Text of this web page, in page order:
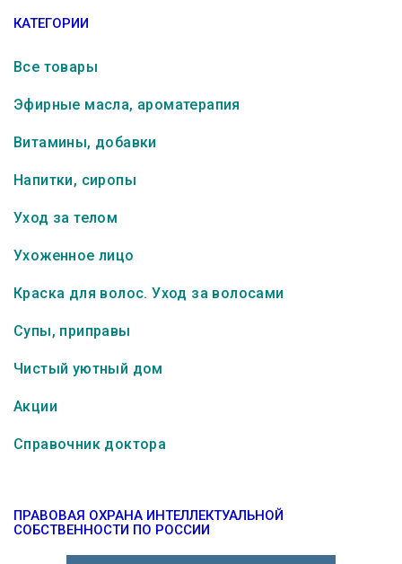
КАТЕГОРИИ
Все товары
Эфирные масла, ароматерапия
Витамины, добавки
Напитки, сиропы
Уход за телом
Ухоженное лицо
Краска для волос. Уход за волосами
Супы, приправы
Чистый уютный дом
Акции
Справочник доктора
ПРАВОВАЯ ОХРАНА ИНТЕЛЛЕКТУАЛЬНОЙ
СОБСТВЕННОСТИ ПО РОССИИ